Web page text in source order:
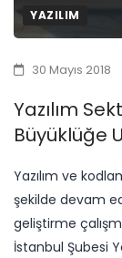
YAZILIM
30 Mayıs 2018
Yazılım
Büyüklüğe
Yazılım ve
şekilde devam
geliştirme
İstanbul Şubesi